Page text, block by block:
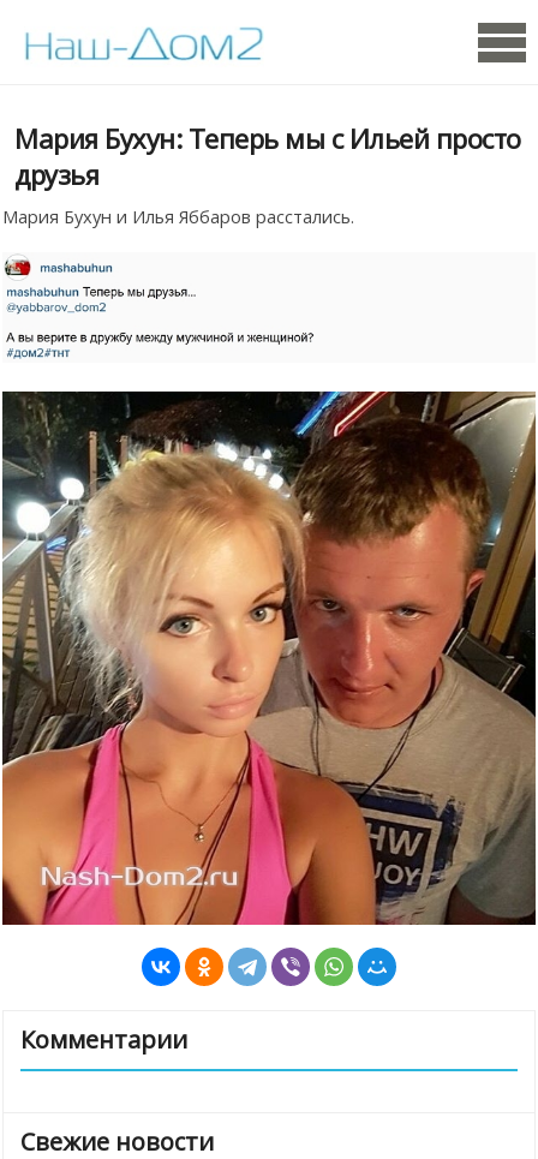
Мария Бухун: Теперь мы с Ильей просто
друзья
Мария Бухун и Илья Яббаров расстались.
Комментарии
Свежие новости